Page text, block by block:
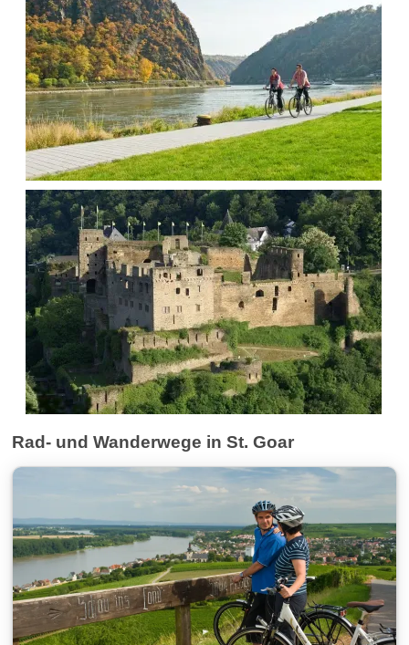
Rad- und Wanderwege in St. Goar